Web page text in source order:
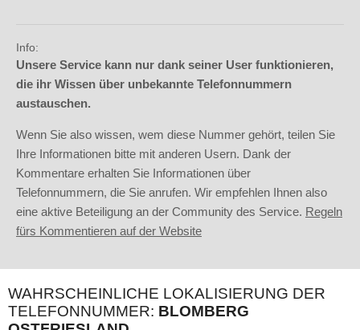
Info:
Unsere Service kann nur dank seiner User funktionieren,
die ihr Wissen über unbekannte Telefonnummern
austauschen.
Wenn Sie also wissen, wem diese Nummer gehört, teilen Sie
Ihre Informationen bitte mit anderen Usern. Dank der
Kommentare erhalten Sie Informationen über
Telefonnummern, die Sie anrufen. Wir empfehlen Ihnen also
eine aktive Beteiligung an der Community des Service. Regeln
fürs Kommentieren auf der Website
WAHRSCHEINLICHE LOKALISIERUNG DER
TELEFONNUMMER: BLOMBERG